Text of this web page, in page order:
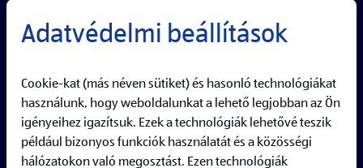
Adatvédelmi beállítások
Cookie-kat (más néven sütiket) és hasonló technológiákat
használunk, hogy weboldalunkat a lehető legjobban az Ön
igényeihez igazítsuk. Ezek a technológiák lehetővé teszik
például bizonyos funkciók használatát és a közösségi
hálózatokon való megosztást. Ezen technológiák